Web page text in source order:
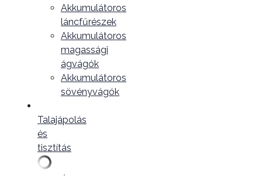
Akkumulátoros
láncfűrészek
Akkumulátoros
magassági
ágvágók
Akkumulátoros
sövényvágók
Talajápolás
és
tisztítás